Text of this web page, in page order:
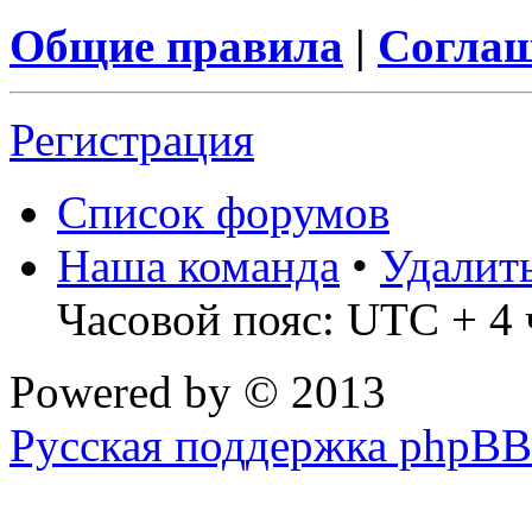
Общие правила |
Регистрация
Список форумов
Наша команда •
Часовой пояс: UTC + 4
Powered by © 2013
Русская поддержка phpBB